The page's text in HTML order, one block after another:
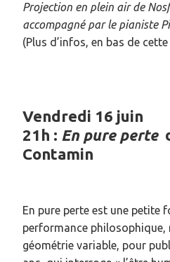
Projection en plein air de
accompagné par le pianiste
(Plus d’infos, en bas de
Vendredi 16 juin
21h : En pure perte
Contamin
En pure perte est une petite
performance
géométrie variable, pour